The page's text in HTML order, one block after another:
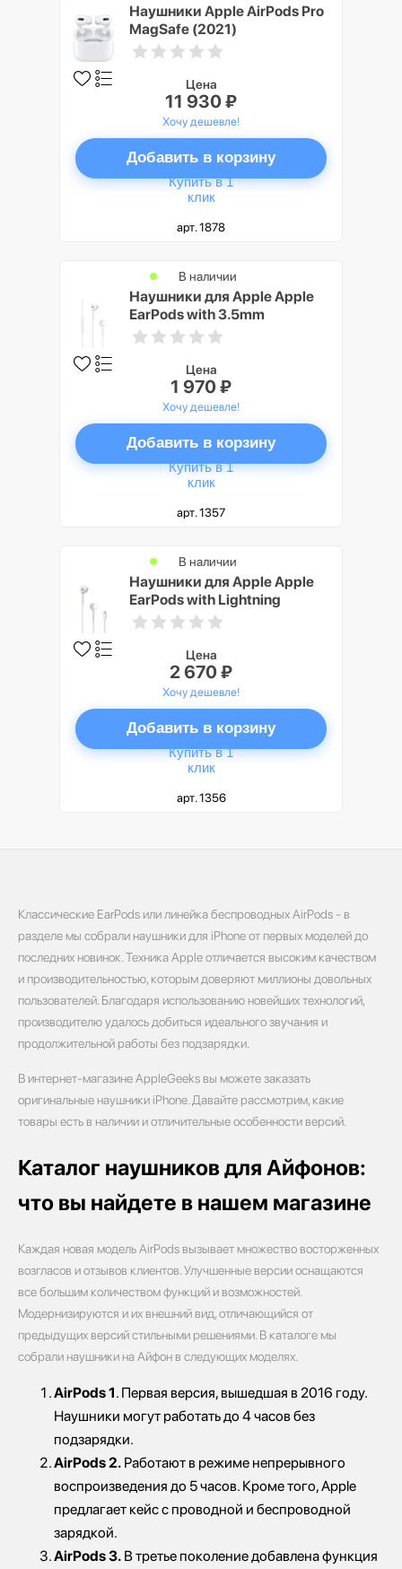
Наушники Apple AirPods Pro
MagSafe (2021)
Цена
11 930 ₽
Хочу дешевле!
Добавить в корзину
Купить в 1
клик
арт. 1878
Наушники для Apple Apple
EarPods with 3.5mm
Headphone Plug
В наличии
Цена
1 970 ₽
Хочу дешевле!
Добавить в корзину
Купить в 1
клик
арт. 1357
Наушники для Apple Apple
EarPods with Lightning
Connector
В наличии
Цена
2 670 ₽
Хочу дешевле!
Добавить в корзину
Купить в 1
клик
арт. 1356
Классические EarPods или линейка беспроводных AirPods - в
разделе мы собрали наушники для iPhone от первых моделей до
последних новинок. Техника Apple отличается высоким качеством
и производительностью, которым доверяют миллионы довольных
пользователей. Благодаря использованию новейших технологий,
производителю удалось добиться идеального звучания и
продолжительной работы без подзарядки.
В интернет-магазине AppleGeeks вы можете заказать
оригинальные наушники iPhone. Давайте рассмотрим, какие
товары есть в наличии и отличительные особенности версий.
Каталог наушников для Айфонов:
что вы найдете в нашем магазине
Каждая новая модель AirPods вызывает множество восторженных
возгласов и отзывов клиентов. Улучшенные версии оснащаются
все большим количеством функций и возможностей.
Модернизируются и их внешний вид, отличающийся от
предыдущих версий стильными решениями. В каталоге мы
собрали наушники на Айфон в следующих моделях.
AirPods 1. Первая версия, вышедшая в 2016 году.
Наушники могут работать до 4 часов без
подзарядки.
AirPods 2. Работают в режиме непрерывного
воспроизведения до 5 часов. Кроме того, Apple
предлагает кейс с проводной и беспроводной
зарядкой.
AirPods 3. В третье поколение добавлена функция